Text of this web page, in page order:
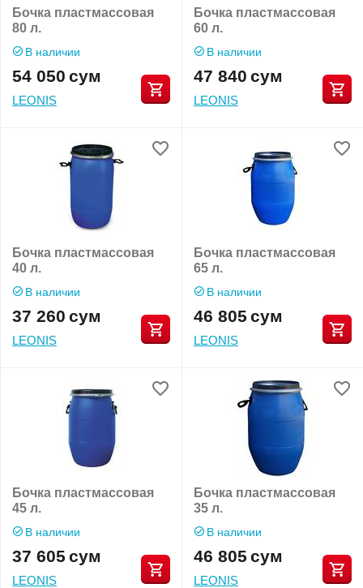
Бочка пластмассовая
80 л.
В наличии
54 050 сум
LEONIS
Бочка пластмассовая
60 л.
В наличии
47 840 сум
LEONIS
Бочка пластмассовая
40 л.
В наличии
37 260 сум
LEONIS
Бочка пластмассовая
65 л.
В наличии
46 805 сум
LEONIS
Бочка пластмассовая
45 л.
В наличии
37 605 сум
LEONIS
Бочка пластмассовая
35 л.
В наличии
46 805 сум
LEONIS